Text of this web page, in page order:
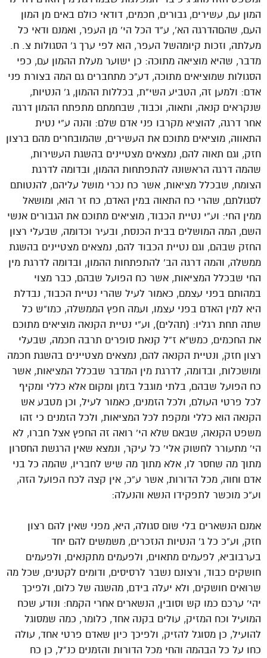
המון עם, עשירים, גבורים, חכמים, דודאי כולם באים מן המון
העם, שהםהדרגה הא’, ע”ד הכל הי’ מן העפר, ואמנם ודאי כל
מעלתה, וזכות קיומהשל העפר, הוא לפי ערך ג’ הסגולות צ. ח.
מדבר, שהיא מוציאה מתוכה: כן ישוער מעלת ההמון עם, כפי
הסגולות שמוציאים מתוכה, דע”כ מתחברים גם המה בצורת פני
אדם: ולמען זה, הטביע השי”ת, בכללות ההמון, ג’ הנטיות,
שנקראים קנאה, ותאוה, וכבוד, שבחמתם מתפתח ההמון דרגה
אחר דרגה, להוציא מקרבו פני אדם שלם: והנה ע”י נטית
התאווה, מוציאים מתוכם את העשירים, שהמובחרים מהם ברצון
חזק, וגם תאוה להם, נמצאים מצטיינים בהשגת העשירות,
שהמה דרגה הראשונה להתפתחות ההמון, ובדומה לדרגת
הצומח, שבכלל מציאות, אשר כח נכרי מושל עליהם, להנטותם
לסגולתם, שהרי כח התאוה במין האדם, כח זר הוא, ומושאל
ממין החי: וע”י נטיית הכבוד, מוציאים מתוכם את הגבורים אנשי
השם, המה המושלים בבית הכנסת, ובעיר וכדומה, שבעלי רצון
החזק שבהם, וגם נטיית הכבוד להם, נמצאים מצטיינים בהשגת
ממשלה, והמה דרגה הב’ להתפתחות ההמון, ובדומה לדרגת מין
החי שבכלל המציאות, אשר כח הפועל שבהם, כבר מצוי
במהותם בפני עצמם, כאמור לעיל שהרי נטיית הכבוד, נבדלת
היא למין האדם בפני עצמו, ועמה חפץ הממשלה, כמו”ש כל
שתה תחת רגליו: (תהלים), וע”י נטיית הקנאה מוציאים מתוכם
את החכמים, כמש”א ז”ל קנאת סופרים תרבה חכמה, שבעלי
רצון חזק, ונטיית הקנאה להם, נמצאים מצטיינים בהשגת חכמה
ומושכלות, ובדומה, לדרגת מין המדבר שבכלל המציאות, אשר
כח הפועל שבהם, בלתי מוגבל בזמן ומקום אלא כללי ומקיף
לכל פרטי העולם, ולכל הזמנים, כאמור לעיל, וכן מטבע אש
הקנאה הוא כללי ומקפת לכל המציאות, ולכל הזמנים כי זהו
משפט הקנאה, שבאם שלא הי’ רואה זה החפץ אצל חברו, לא
הי’ מתעורר לחשוק אלי’ כל עיקר, ונמצא שאין הרגשת החסרון
מתוך מה שחסר לו, אלא מתוך מה שיש לחבריו, שהמה כל בני
אדם וחוה, מכל הדורות, אשר ע”כ, אין קצה לכח הפועל הזה,
וע”כ מוכשר לתפקידו הנשא והנעלה:
אמנם הנשארים בלי שום סגולה, היא, מפני שאין להם רצון
חזק, וע”כ כל ג’ הנטיות הנזכרים, משמשים להם יחד
בערבוביא, לפעמים מתאוים, ולפעמים מתקנאים, ולפעמים
חושקים כבוד, ורצונם נשבר לרסיסים, ודומים לקטנים, שכל מה
שרואים חושקים, ולא יעלה בידם, מהשגה של כלום, ולפיכך
יהי’ ערכם כמו קש וסובין, הנשארים אחרי הקמח: ונודע שכח
המועיל וכח המזיק, עולים בקנה אחד, כלומר, כמה שמסוגל
להועיל, כן מסוגל להזיק, ולפיכך כיון שאדם פרטי אחד, עולה
כחו על כל הבהמה והחי מכל הדורות והזמנים כנ”ל, כן כח